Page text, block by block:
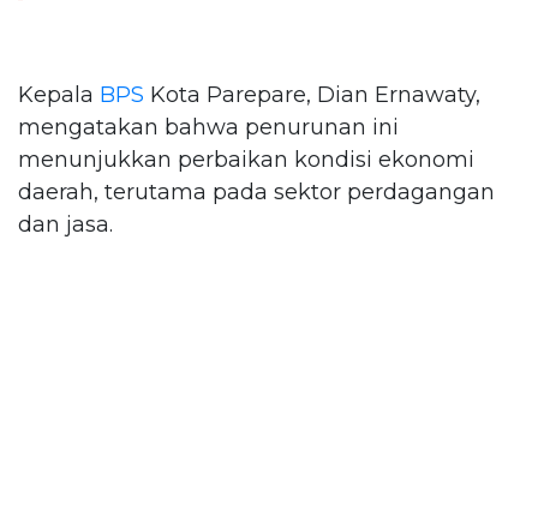
Kepala BPS Kota Parepare, Dian Ernawaty,
mengatakan bahwa penurunan ini
menunjukkan perbaikan kondisi ekonomi
daerah, terutama pada sektor perdagangan
dan jasa.